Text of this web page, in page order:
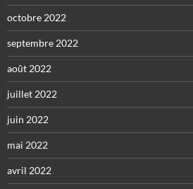
octobre 2022
septembre 2022
août 2022
juillet 2022
juin 2022
mai 2022
avril 2022